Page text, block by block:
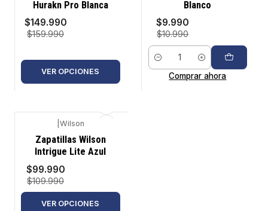
Hurakn Pro Blanca
$149.990
$159.990
VER OPCIONES
Blanco
$9.990
$10.990
Cantidad
Comprar ahora
-9%
Wilson
Zapatillas Wilson
Intrigue Lite Azul
$99.990
$109.990
VER OPCIONES